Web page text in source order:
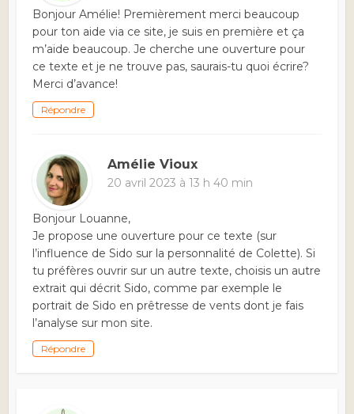
Bonjour Amélie! Premièrement merci beaucoup
pour ton aide via ce site, je suis en première et ça
m’aide beaucoup. Je cherche une ouverture pour
ce texte et je ne trouve pas, saurais-tu quoi écrire?
Merci d’avance!
Répondre
Amélie Vioux
20 avril 2023 à 13 h 40 min
Bonjour Louanne,
Je propose une ouverture pour ce texte (sur
l’influence de Sido sur la personnalité de Colette). Si
tu préfères ouvrir sur un autre texte, choisis un autre
extrait qui décrit Sido, comme par exemple le
portrait de Sido en prêtresse de vents dont je fais
l’analyse sur mon site.
Répondre